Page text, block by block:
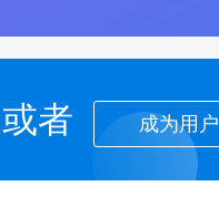
或者 成为用户